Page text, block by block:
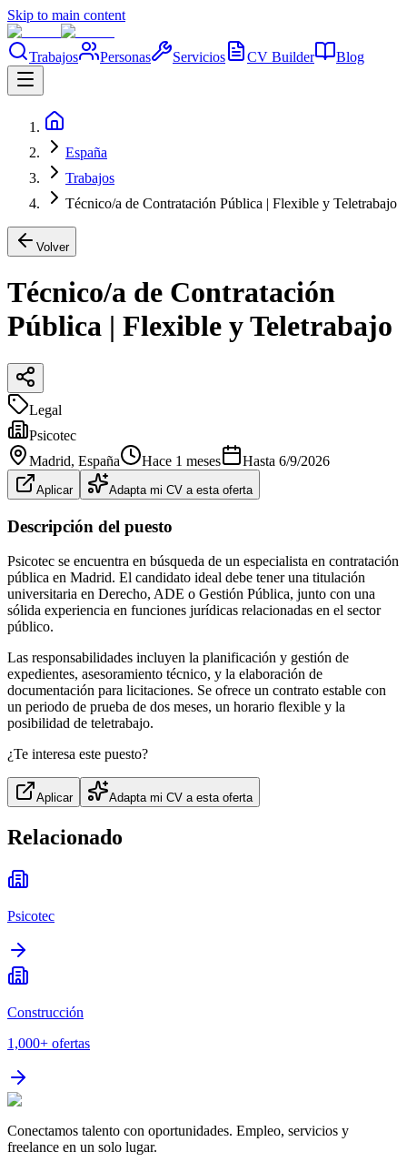
Skip to main content
Trabajos Personas Servicios CV Builder Blog
España
Trabajos
Técnico/a de Contratación Pública | Flexible y Teletrabajo
Volver
Técnico/a de Contratación
Pública | Flexible y Teletrabajo
Legal
Psicotec
Madrid, España Hace 1 meses Hasta 6/9/2026
Aplicar Adapta mi CV a esta oferta
Descripción del puesto
Psicotec se encuentra en búsqueda de un especialista en contratación
pública en Madrid. El candidato ideal debe tener una titulación
universitaria en Derecho, ADE o Gestión Pública, junto con una
sólida experiencia en funciones jurídicas relacionadas en el sector
público.
Las responsabilidades incluyen la planificación y gestión de
expedientes, asesoramiento técnico, y la elaboración de
documentación para licitaciones. Se ofrece un contrato estable con
un periodo de prueba de dos meses, un horario flexible y la
posibilidad de teletrabajo.
¿Te interesa este puesto?
Aplicar Adapta mi CV a esta oferta
Relacionado
Psicotec
Construcción
1,000+ ofertas
Conectamos talento con oportunidades. Empleo, servicios y
freelance en un solo lugar.